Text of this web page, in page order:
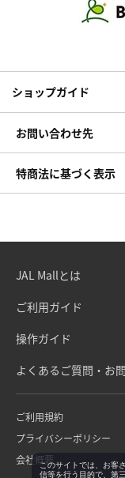
ショップガイド
お問い合わせ先
特商法に基づく表示
JAL Mallとは
ご利用ガイド
操作ガイド
よくあるご質問・お
ご利用規約
プライバシーポリシー
会社概要このサイトでは、お客
信等を行う目的で、第